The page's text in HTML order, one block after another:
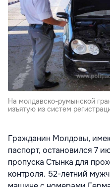
На молдавско-румынской
изъятую из систем
Гражданин Молдовы,
паспорт, остановился 7
пропуска Стынка для
контроля. 52-летний